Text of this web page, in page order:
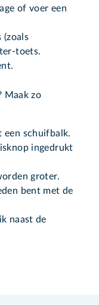
of voer een
(zoals
toets.
Maak zo
een schuifbalk.
ingedrukt
groter.
bent met de
naast de